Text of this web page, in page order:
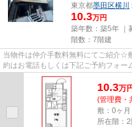
東京都墨田区横川
10.3万円
築年数：築5年 ｜
階数：7階建
当物件は仲介手数料無料にてご紹介
約はお電話もしくは下記ご予約フォー
10.3万
(管理費・
敷：0ヶ
所在階：